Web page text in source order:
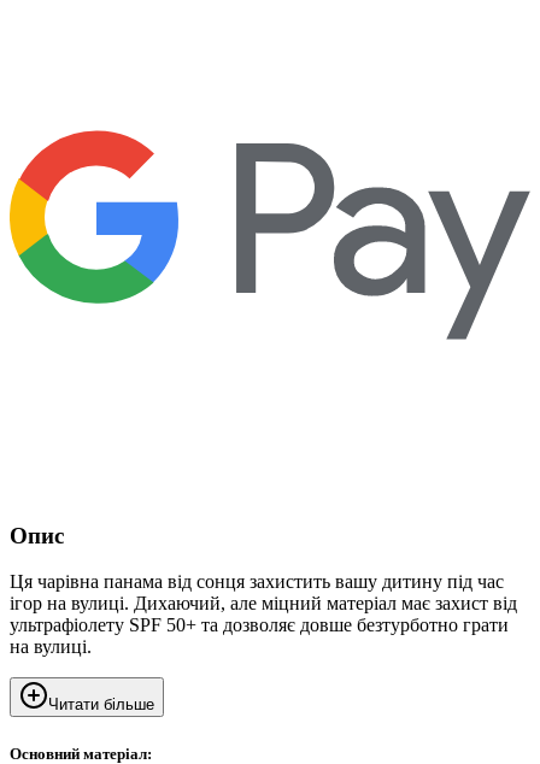
Опис
Ця чарівна панама від сонця захистить вашу дитину під час
ігор на вулиці. Дихаючий, але міцний матеріал має захист від
ультрафіолету SPF 50+ та дозволяє довше безтурботно грати
на вулиці.
Читати більше
Основний матеріал: